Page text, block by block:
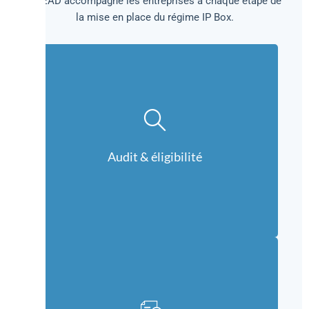
la mise en place du régime IP Box.
Audit & éligibilité
Nous analysons vos actifs et vérifions leur éligibilité à
l’IP Box.
Demander un audit